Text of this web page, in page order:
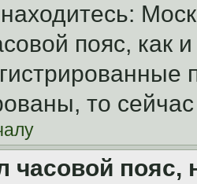
пояс, как
то
часовой пояс,